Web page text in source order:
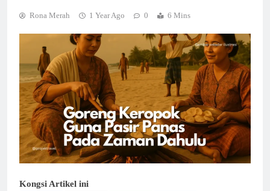
Rona Merah 1 Year Ago 0 6 Mins
Kongsi Artikel ini